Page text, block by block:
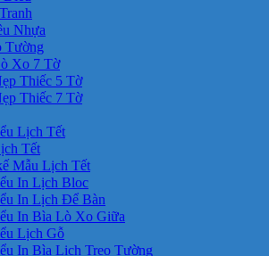
Nhựa
Tường
Xo 7 Tờ
Thiếc 5 Tờ
Thiếc 7 Tờ
Lịch Tết
Tết
Mẫu Lịch Tết
In Lịch Bloc
In Lịch Để Bàn
In Bìa Lò Xo Giữa
Lịch Gỗ
In Bìa Lịch Treo Tường